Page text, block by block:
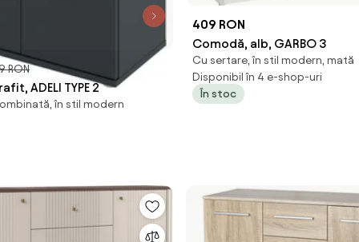
RON
ADELI TYPE 2
în stil modern
409 RON
Comodă, alb, GARBO 3
Cu sertare, în stil modern, mată
Disponibil în 4 e-shop-uri
În stoc